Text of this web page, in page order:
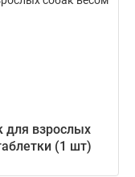
взрослых
(1 шт)